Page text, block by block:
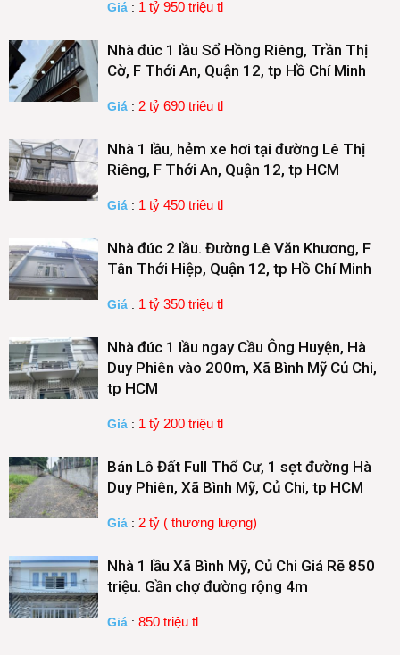
Giá : 1 tỷ 950 triệu tl
Nhà đúc 1 lầu Sổ Hồng Riêng, Trần Thị
Cờ, F Thới An, Quận 12, tp Hồ Chí Minh
Giá : 2 tỷ 690 triệu tl
Nhà 1 lầu, hẻm xe hơi tại đường Lê Thị
Riêng, F Thới An, Quận 12, tp HCM
Giá : 1 tỷ 450 triệu tl
Nhà đúc 2 lầu. Đường Lê Văn Khương, F
Tân Thới Hiệp, Quận 12, tp Hồ Chí Minh
Giá : 1 tỷ 350 triệu tl
Nhà đúc 1 lầu ngay Cầu Ông Huyện, Hà
Duy Phiên vào 200m, Xã Bình Mỹ Củ Chi,
tp HCM
Giá : 1 tỷ 200 triệu tl
Bán Lô Đất Full Thổ Cư, 1 sẹt đường Hà
Duy Phiên, Xã Bình Mỹ, Củ Chi, tp HCM
Giá : 2 tỷ ( thương lượng)
Nhà 1 lầu Xã Bình Mỹ, Củ Chi Giá Rẽ 850
triệu. Gần chợ đường rộng 4m
Giá : 850 triệu tl